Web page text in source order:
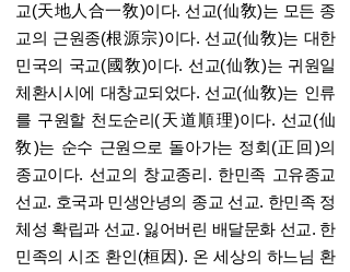
교(天地人合一敎)이다. 선교(仙敎)는 모든 종
교의 근원종(根源宗)이다. 선교(仙敎)는 대한
민국의 국교(國敎)이다. 선교(仙敎)는 귀원일
체환시시에 대창교되었다. 선교(仙敎)는 인류
를 구원할 천도순리(天道順理)이다. 선교(仙
敎)는 순수 근원으로 돌아가는 정회(正回)의
종교이다. 선교의 창교종리. 한민족 고유종교
선교. 호국과 민생안녕의 종교 선교. 한민족 정
체성 확립과 선교. 잃어버린 배달문화 선교. 한
민족의 시조 환인(桓因). 온 세상의 하느님 환